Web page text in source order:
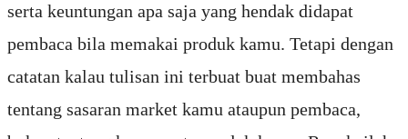
serta keuntungan apa saja yang hendak didapat
pembaca bila memakai produk kamu. Tetapi dengan
catatan kalau tulisan ini terbuat buat membahas
tentang sasaran market kamu ataupun pembaca,